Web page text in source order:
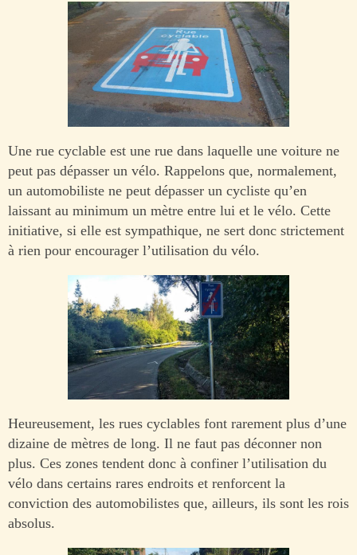
Une rue cyclable est une rue dans laquelle une voiture ne
peut pas dépasser un vélo. Rappelons que, normalement,
un automobiliste ne peut dépasser un cycliste qu’en
laissant au minimum un mètre entre lui et le vélo. Cette
initiative, si elle est sympathique, ne sert donc strictement
à rien pour encourager l’utilisation du vélo.
Heureusement, les rues cyclables font rarement plus d’une
dizaine de mètres de long. Il ne faut pas déconner non
plus. Ces zones tendent donc à confiner l’utilisation du
vélo dans certains rares endroits et renforcent la
conviction des automobilistes que, ailleurs, ils sont les rois
absolus.